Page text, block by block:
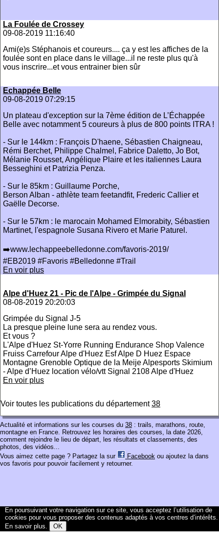
La Foulée de Crossey
09-08-2019 11:16:40
Ami(e)s Stéphanois et coureurs.... ça y est les affiches de la
foulée sont en place dans le village...il ne reste plus qu'à
vous inscrire...et vous entrainer bien sûr
Echappée Belle
09-08-2019 07:29:15
Un plateau d'exception sur la 7ème édition de L’Échappée
Belle avec notamment 5 coureurs à plus de 800 points ITRA !
- Sur le 144km : François D'haene, Sébastien Chaigneau,
Rémi Berchet, Philippe Chalmel, Fabrice Daletto, Jo Bot,
Mélanie Rousset, Angélique Plaire et les italiennes Laura
Besseghini et Patrizia Penza.
- Sur le 85km : Guillaume Porche,
Berson Alban - athlète team feetandfit, Frederic Callier et
Gaëlle Decorse.
- Sur le 57km : le marocain Mohamed Elmorabity, Sébastien
Martinet, l'espagnole Susana Rivero et Marie Paturel.
➡️www.lechappeebelledonne.com/favoris-2019/
#EB2019 #Favoris #Belledonne #Trail
En voir plus
Alpe d'Huez 21 - Pic de l'Alpe - Grimpée du Signal
08-08-2019 20:20:03
Grimpée du Signal J-5
La presque pleine lune sera au rendez vous.
Et vous ?
L'Alpe d'Huez St-Yorre Running Endurance Shop Valence
Fruiss Carrefour Alpe d'Huez Esf Alpe D Huez Espace
Montagne Grenoble Optique de la Meije Alpesports Skimium
- Alpe d’Huez location vélo/vtt Signal 2108 Alpe d'Huez
En voir plus
Voir toutes les publications du département38
Actualité et informations sur les courses du 38 : trails, marathons, route,
montagne en France. Retrouvez les horaires des courses, la date 2026,
comment rejoindre le lieu de départ, les résultats et classements, des
photos, des vidéos...
Vous aimez cette page ? Partagez la sur
Facebook ou ajoutez la dans
vos favoris pour pouvoir facilement y retourner.
En poursuivant votre navigation sur ce site, vous acceptez l’utilisation de
cookies pour vous proposer des contenus adaptés à vos centres d’intérêts.
En savoir plus. OK